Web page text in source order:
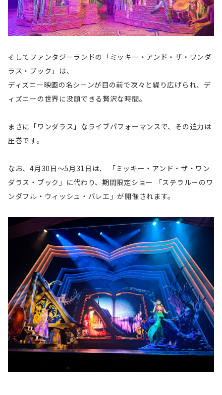
そしてファンタジーランドの「ミッキー・アンド・ザ・ワンダ
ラス・ブック」は、
ディズニー映画の名シーンが目の前で次々と繰り広げられ、デ
ィズニーの世界に没頭できる贅沢な時間。
まさに「ワンダラス」なライブパフォーマンスで、その迫力は
圧巻です。
なお、4月30日～5月31日は、 「ミッキー・アンド・ザ・ワン
ダラス・ブック」に代わり、期間限定ショー 「ステラルーのワ
ンダフル・ウィッシュ・バレエ」が開催されます。